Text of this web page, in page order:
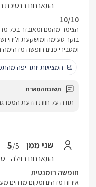
התארחנו בנסיכת
10/10
הצימר מהמם ומאובזר בכל
בוקר טעימה ומושקעת וליהי
ומסבירי פנים חופשה מדהימה
המציאות יותר יפה
תודה על חוות הדעת
שני ממן 5/5
התארחנו בוילה -
חופשה רומנטית
אירוח מדהים ומקום מדהים